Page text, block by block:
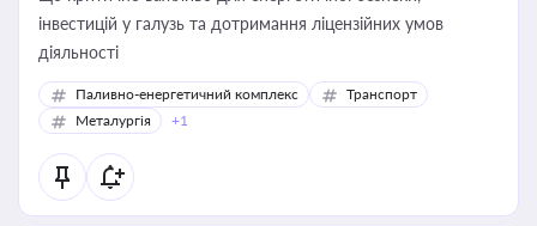
інвестицій у галузь та дотримання ліцензійних умов
діяльності
Паливно-енергетичний комплекс
Транспорт
Металургія
+1